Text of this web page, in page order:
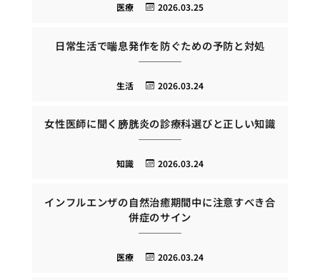
2026.03.25
医療
日常生活で喘息発作を防ぐための予防と対処
2026.03.24
生活
女性医師に聞く膀胱炎の診療科選びと正しい知識
2026.03.24
知識
インフルエンザの自然治癒期間中に注意すべき合
併症のサイン
2026.03.24
医療